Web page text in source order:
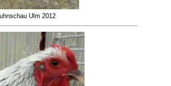
Ulm 2012